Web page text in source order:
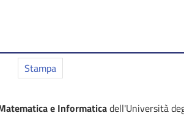
Stampa
e Informaticadell'Università